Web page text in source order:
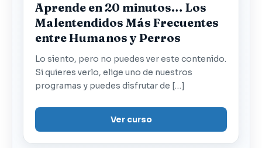
Aprende en 20 minutos… Los
Malentendidos Más Frecuentes
entre Humanos y Perros
Lo siento, pero no puedes ver este contenido.
Si quieres verlo, elige uno de nuestros
programas y puedes disfrutar de […]
Ver curso